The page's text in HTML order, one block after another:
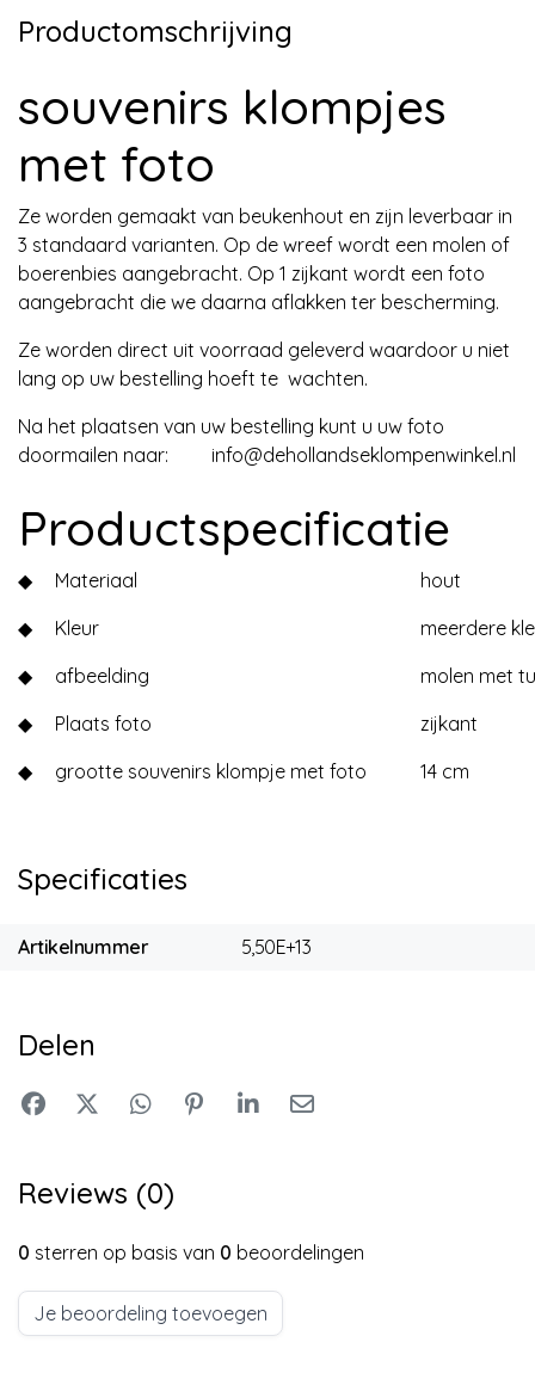
Productomschrijving
souvenirs klompjes
met foto
Ze worden gemaakt van beukenhout en zijn leverbaar in
3 standaard varianten. Op de wreef wordt een molen of
boerenbies aangebracht. Op 1 zijkant wordt een foto
aangebracht die we daarna aflakken ter bescherming.
Ze worden direct uit voorraad geleverd waardoor u niet
lang op uw bestelling hoeft te wachten.
Na het plaatsen van uw bestelling kunt u uw foto
doormailen naar: info@dehollandseklompenwinkel.nl
Productspecificatie
◆ Materiaal
hout
◆
Kleur
meerdere
◆
afbeelding
molen met
◆
Plaats foto
zijkant
◆
grootte souvenirs klompje met foto 14 cm
Specificaties
Artikelnummer 5,50E+13
Delen
Reviews (0)
0 sterren op basis van 0 beoordelingen
Je beoordeling toevoegen